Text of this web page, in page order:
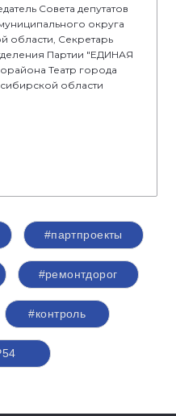
Совета депутатов
округа
области, Секретарь
Партии "ЕДИНАЯ
Театр города
области
#партпроекты
#ремонтдорог
#контроль